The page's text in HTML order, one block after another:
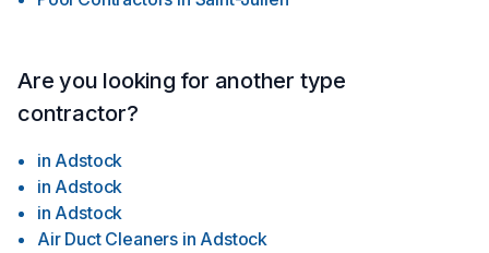
Are you looking for another type
contractor?
in Adstock
in Adstock
in Adstock
Air Duct Cleaners in Adstock